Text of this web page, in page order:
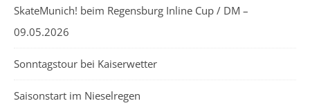
SkateMunich! beim Regensburg Inline Cup / DM –
09.05.2026
Sonntagstour bei Kaiserwetter
Saisonstart im Nieselregen